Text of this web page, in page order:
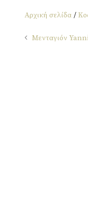
Αρχική σελίδα /
Μενταγιόν